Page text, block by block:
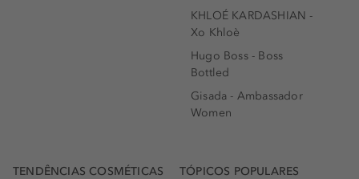
KHLOÉ KARDASHIAN -
Xo Khloè
Hugo Boss - Boss
Bottled
Gisada - Ambassador
Women
TENDÊNCIAS COSMÉTICAS TÓPICOS POPULARES